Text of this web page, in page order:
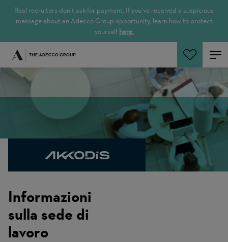
Real recruiters don’t ask for payment. If you’ve received a suspicious
message about an Adecco Group opportunity, learn how to protect
yourself here.
Cerca offerte
Informazioni
sulla sede di
lavoro